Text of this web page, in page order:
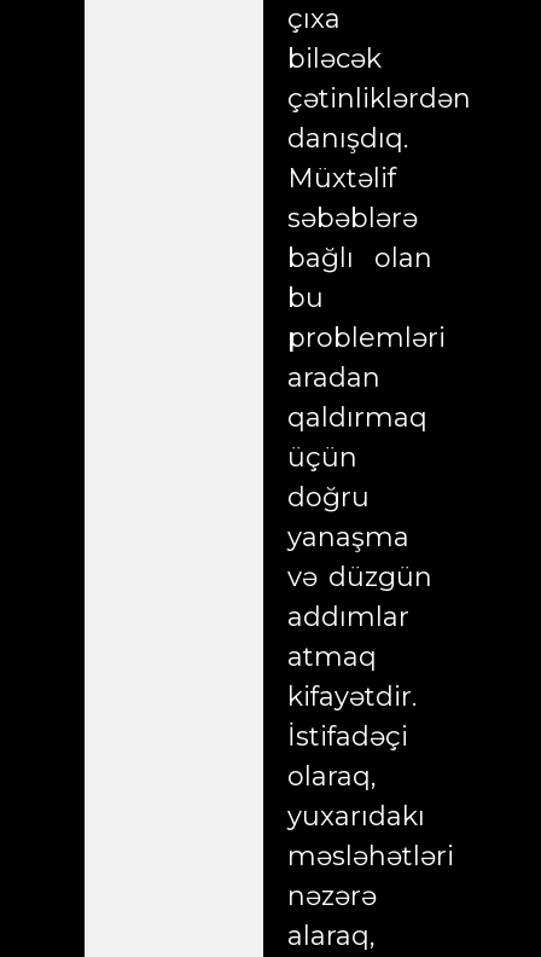
çıxa
biləcək
çətinliklərdən
danışdıq.
Müxtəlif
səbəblərə
bağlı olan
bu
problemləri
aradan
qaldırmaq
üçün
doğru
yanaşma
və düzgün
addımlar
atmaq
kifayətdir.
İstifadəçi
olaraq,
yuxarıdakı
məsləhətləri
nəzərə
alaraq,